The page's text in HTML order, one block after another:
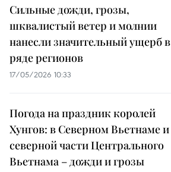
Сильные дожди, грозы,
шквалистый ветер и молнии
нанесли значительный ущерб в
ряде регионов
17/05/2026 10:33
Погода на праздник королей
Хунгов: в Северном Вьетнаме и
северной части Центрального
Вьетнама – дожди и грозы